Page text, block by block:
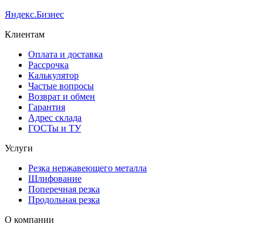
Яндекс.Бизнес
Клиентам
Оплата и доставка
Рассрочка
Калькулятор
Частые вопросы
Возврат и обмен
Гарантия
Адрес склада
ГОСТы и ТУ
Услуги
Резка нержавеющего металла
Шлифование
Поперечная резка
Продольная резка
О компании